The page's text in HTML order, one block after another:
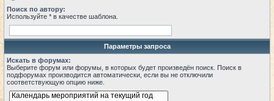
Поиск по автору:
Используйте * в качестве шаблона.
Параметры запроса
Искать в форумах:
Выберите форум или форумы, в которых будет произведён поиск. Поиск в
подфорумах производится автоматически, если вы не отключили
соответствующую опцию ниже.